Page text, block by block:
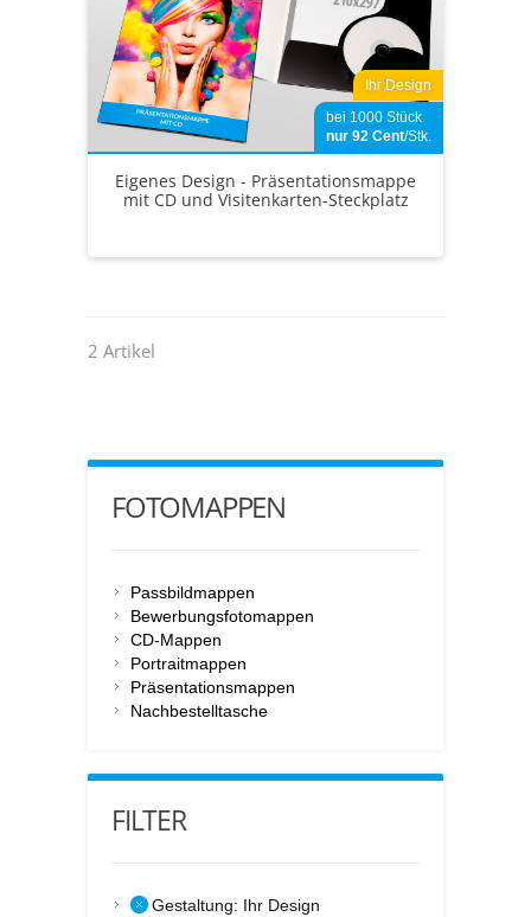
Ihr Design
bei 1000 Stück
nur 92 Cent/Stk.
Eigenes Design - Präsentationsmappe
mit CD und Visitenkarten-Steckplatz
2 Artikel
FOTOMAPPEN
Passbildmappen
Bewerbungsfotomappen
CD-Mappen
Portraitmappen
Präsentationsmappen
Nachbestelltasche
FILTER
Gestaltung: Ihr Design